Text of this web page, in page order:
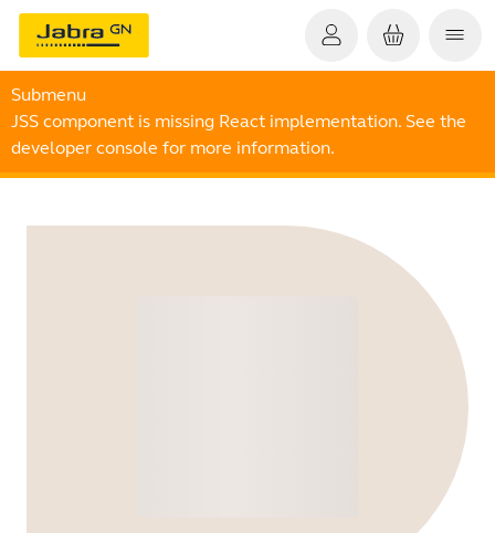
Submenu
JSS component is missing React implementation. See the
developer console for more information.